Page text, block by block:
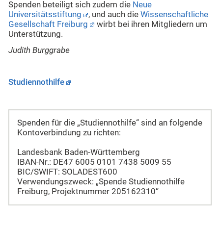
Spenden beteiligt sich zudem die Neue
Universitätsstiftung
, und auch die Wissenschaftliche
Gesellschaft Freiburg
wirbt bei ihren Mitgliedern um
Unterstützung.
Judith Burggrabe
Studiennothilfe
Spenden für die „Studiennothilfe“ sind an folgende
Kontoverbindung zu richten:
Landesbank Baden-Württemberg
IBAN-Nr.: DE47 6005 0101 7438 5009 55
BIC/SWIFT: SOLADEST600
Verwendungszweck: „Spende Studiennothilfe
Freiburg, Projektnummer 205162310“